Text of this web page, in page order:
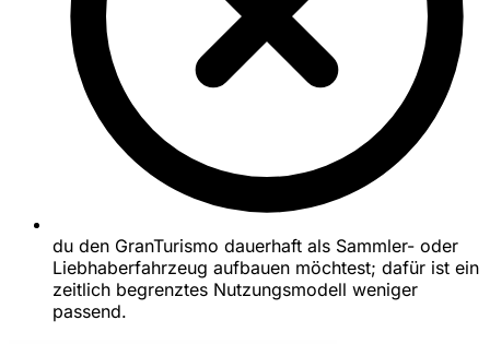
du den GranTurismo dauerhaft als Sammler- oder
Liebhaberfahrzeug aufbauen möchtest; dafür ist ein
zeitlich begrenztes Nutzungsmodell weniger
passend.